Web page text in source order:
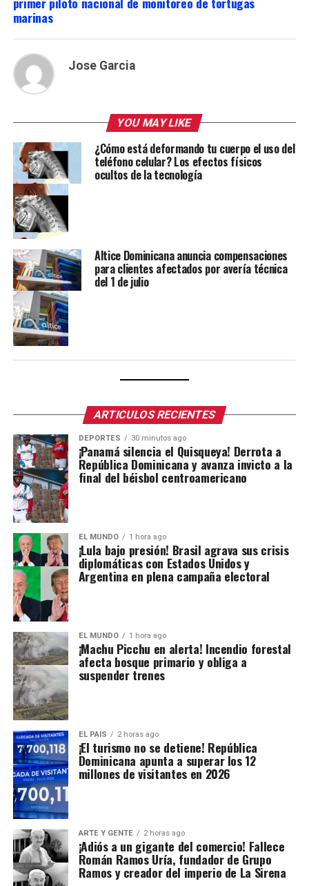
marinas
Jose Garcia
YOU MAY LIKE
¿Cómo está deformando tu cuerpo el uso del
teléfono celular? Los efectos físicos
ocultos de la tecnología
Altice Dominicana anuncia compensaciones
para clientes afectados por avería técnica
del 1 de julio
ARTICULOS RECIENTES
DEPORTES 30 minutos ago
¡Panamá silencia el Quisqueya! Derrota a
República Dominicana y avanza invicto a la
final del béisbol centroamericano
EL MUNDO 1 hora ago
¡Lula bajo presión! Brasil agrava sus crisis
diplomáticas con Estados Unidos y
Argentina en plena campaña electoral
EL MUNDO 1 hora ago
¡Machu Picchu en alerta! Incendio forestal
afecta bosque primario y obliga a
suspender trenes
EL PAIS 2 horas ago
¡El turismo no se detiene! República
Dominicana apunta a superar los 12
millones de visitantes en 2026
ARTE Y GENTE 2 horas ago
¡Adiós a un gigante del comercio! Fallece
Román Ramos Uría, fundador de Grupo
Ramos y creador del imperio de La Sirena